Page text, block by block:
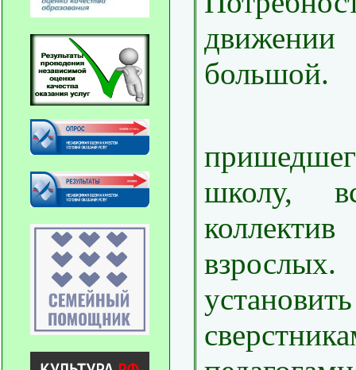
большой.
школу,